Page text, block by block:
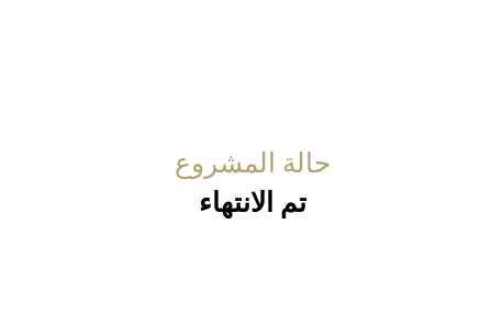
حالة المشروع
تم الانتهاء